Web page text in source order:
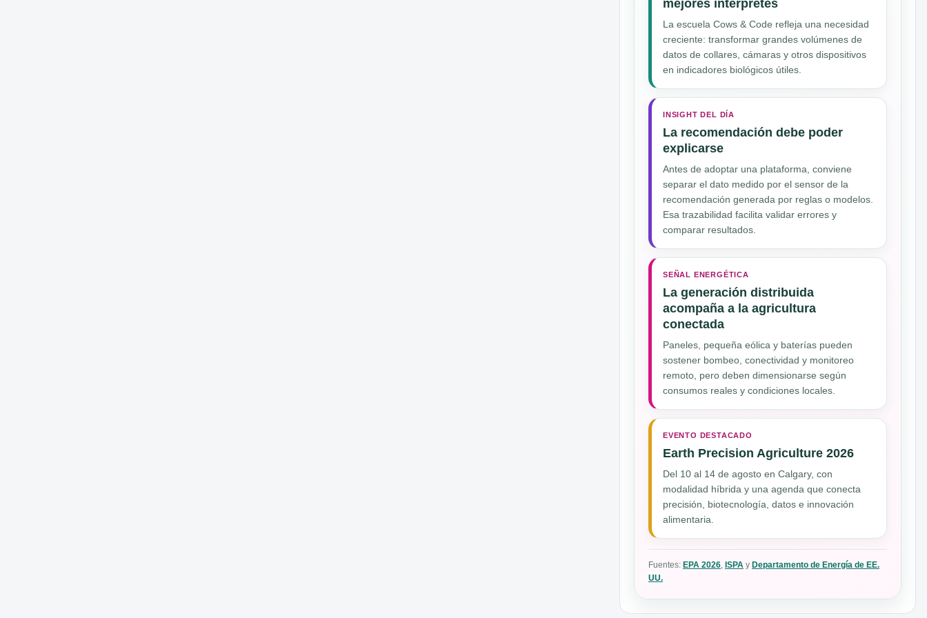
mejores intérpretes
La escuela Cows & Code refleja una necesidad
creciente: transformar grandes volúmenes de
datos de collares, cámaras y otros dispositivos
en indicadores biológicos útiles.
INSIGHT DEL DÍA
La recomendación debe poder
explicarse
Antes de adoptar una plataforma, conviene
separar el dato medido por el sensor de la
recomendación generada por reglas o modelos.
Esa trazabilidad facilita validar errores y
comparar resultados.
SEÑAL ENERGÉTICA
La generación distribuida
acompaña a la agricultura
conectada
Paneles, pequeña eólica y baterías pueden
sostener bombeo, conectividad y monitoreo
remoto, pero deben dimensionarse según
consumos reales y condiciones locales.
EVENTO DESTACADO
Earth Precision Agriculture 2026
Del 10 al 14 de agosto en Calgary, con
modalidad híbrida y una agenda que conecta
precisión, biotecnología, datos e innovación
alimentaria.
Fuentes: EPA 2026 ISPA y Departamento de Energía de EE.
UU.